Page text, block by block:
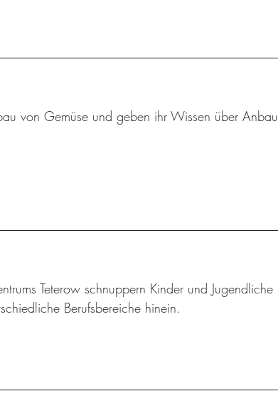
von Gemüse und geben ihr Wissen über Anbau,
Teterow schnuppern Kinder und Jugendliche
Berufsbereiche hinein.